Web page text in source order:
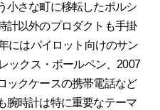
小さな町に移転したポルシ
計以外のプロダクトも手掛
にはパイロット向けのサン
ックス・ボールペン、2007
ックケースの携帯電話など
腕時計は特に重要なテーマ